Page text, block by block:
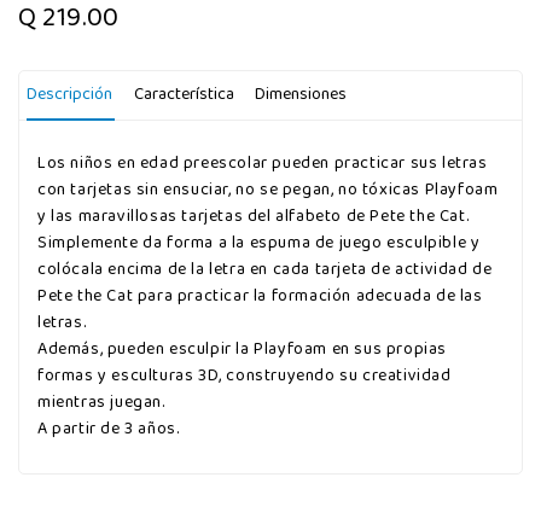
Q 219.00
Descripción Característica Dimensiones
Los niños en edad preescolar pueden practicar sus letras
con tarjetas sin ensuciar, no se pegan, no tóxicas Playfoam
y las maravillosas tarjetas del alfabeto de Pete the Cat.
Simplemente da forma a la espuma de juego esculpible y
colócala encima de la letra en cada tarjeta de actividad de
Pete the Cat para practicar la formación adecuada de las
letras.
Además, pueden esculpir la Playfoam en sus propias
formas y esculturas 3D, construyendo su creatividad
mientras juegan.
A partir de 3 años.